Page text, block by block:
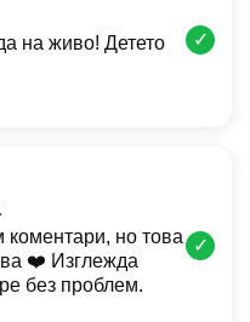
на живо! Детето
✓
коментари, но това
❤️ Изглежда
без проблем.
✓